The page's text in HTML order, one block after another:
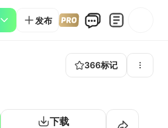
发布
366标记
下载